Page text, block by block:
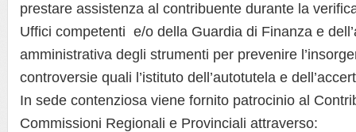
prestare assistenza al contribuente durante la
Uffici competenti e/o della Guardia di Finanza e
amministrativa degli strumenti per prevenire
controversie quali l’istituto dell’autotutela e
In sede contenziosa viene fornito patrocinio al
Commissioni Regionali e Provinciali attraverso: